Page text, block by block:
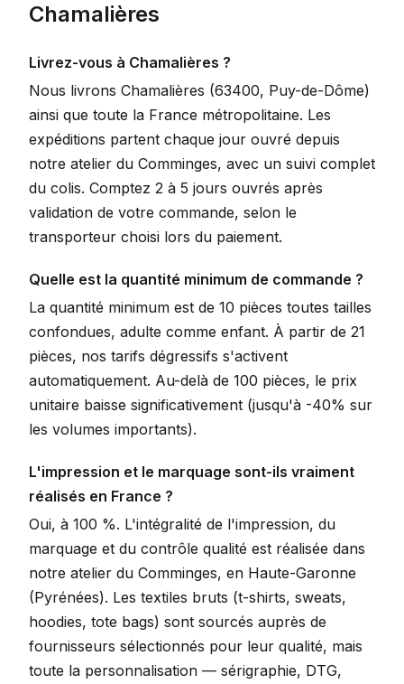
Chamalières
Livrez-vous à Chamalières ?
Nous livrons Chamalières (63400, Puy-de-Dôme)
ainsi que toute la France métropolitaine. Les
expéditions partent chaque jour ouvré depuis
notre atelier du Comminges, avec un suivi complet
du colis. Comptez 2 à 5 jours ouvrés après
validation de votre commande, selon le
transporteur choisi lors du paiement.
Quelle est la quantité minimum de commande ?
La quantité minimum est de 10 pièces toutes tailles
confondues, adulte comme enfant. À partir de 21
pièces, nos tarifs dégressifs s'activent
automatiquement. Au-delà de 100 pièces, le prix
unitaire baisse significativement (jusqu'à -40% sur
les volumes importants).
L'impression et le marquage sont-ils vraiment
réalisés en France ?
Oui, à 100 %. L'intégralité de l'impression, du
marquage et du contrôle qualité est réalisée dans
notre atelier du Comminges, en Haute-Garonne
(Pyrénées). Les textiles bruts (t-shirts, sweats,
hoodies, tote bags) sont sourcés auprès de
fournisseurs sélectionnés pour leur qualité, mais
toute la personnalisation — sérigraphie, DTG,